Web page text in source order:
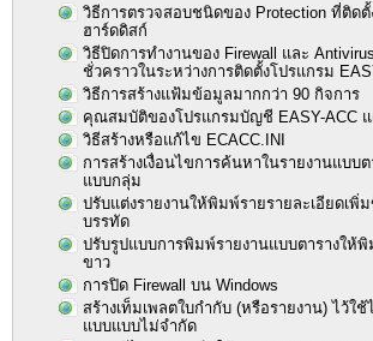
วิธีการตรวจสอบชนิดของ Protection ที่ติดตั้
ฮาร์ดดิสก์
วิธีปิดการทำงานของ Firewall และ
ชั่วคราวในระหว่างการติดตั้งโปรแกรม
วิธีการสร้างแฟ้มข้อมูลมากกว่า 90 กิจการ
คุณสมบัติของโปรแกรมบัญชี EASY-ACC
วิธีสร้างหรือแก้ไข ECACC.INI
การสร้างเงื่อนไขการค้นหาในรายงานแบบ
แบบกลุ่ม
ปรับแต่งรายงานให้พิมพ์รายรายละเอียดเพิ่
บรรทัด
ปรับรูปแบบการพิมพ์รายงานแบบตารางให้
ขาว
การปิด Firewall บน Windows
สร้างเท็มเพลตใบกำกับ (หรือรายงาน) ไว้ใ
แบบแบบไม่จำกัด